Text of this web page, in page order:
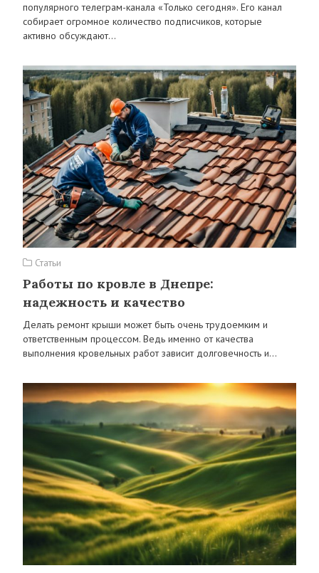
популярного телеграм-канала «Только сегодня». Его канал
собирает огромное количество подписчиков, которые
активно обсуждают…
Статьи
Работы по кровле в Днепре:
надежность и качество
Делать ремонт крыши может быть очень трудоемким и
ответственным процессом. Ведь именно от качества
выполнения кровельных работ зависит долговечность и…